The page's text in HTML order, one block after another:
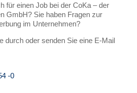
für einen Job bei der CoKa – der
GmbH? Sie haben Fragen zur
im Unternehmen?
durch oder senden Sie eine E-Mail
-0